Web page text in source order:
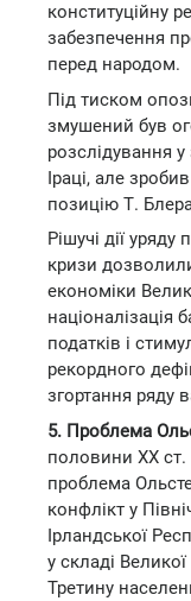
конституційну
забезпечення
перед народом.
Під тиском
змушений був
розслідування у
Іраці, але
позицію Т.
Рішучі дії уряду
кризи
економіки
націоналізація
податків і
рекордного
згортання ряду
5. Проблема
половини XX
проблема
конфлікт у
Ірландської
у складі
Третину